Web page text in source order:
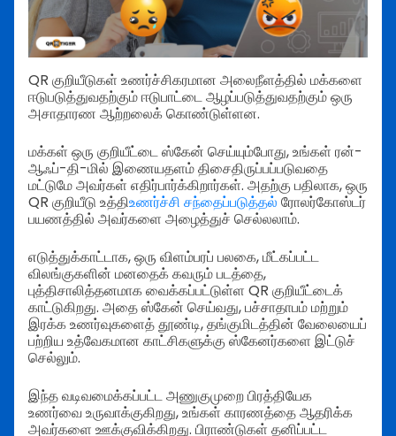
QR குறியீடுகள் உணர்ச்சிகரமான அலைநீளத்தில் மக்களை
ஈடுபடுத்துவதற்கும் ஈடுபாட்டை ஆழப்படுத்துவதற்கும் ஒரு
அசாதாரண ஆற்றலைக் கொண்டுள்ளன.
மக்கள் ஒரு குறியீட்டை ஸ்கேன் செய்யும்போது, உங்கள் ரன்-
ஆஃப்-தி-மில் இணையதளம் திசைதிருப்பப்படுவதை
மட்டுமே அவர்கள் எதிர்பார்க்கிறார்கள். அதற்கு பதிலாக, ஒரு
QR குறியீடு உத்திஉணர்ச்சி சந்தைப்படுத்தல் ரோலர்கோஸ்டர்
பயணத்தில் அவர்களை அழைத்துச் செல்லலாம்.
எடுத்துக்காட்டாக, ஒரு விளம்பரப் பலகை, மீட்கப்பட்ட
விலங்குகளின் மனதைக் கவரும் படத்தை,
புத்திசாலித்தனமாக வைக்கப்பட்டுள்ள QR குறியீட்டைக்
காட்டுகிறது. அதை ஸ்கேன் செய்வது, பச்சாதாபம் மற்றும்
இரக்க உணர்வுகளைத் தூண்டி, தங்குமிடத்தின் வேலையைப்
பற்றிய உத்வேகமான காட்சிகளுக்கு ஸ்கேனர்களை இட்டுச்
செல்லும்.
இந்த வடிவமைக்கப்பட்ட அணுகுமுறை பிரத்தியேக
உணர்வை உருவாக்குகிறது, உங்கள் காரணத்தை ஆதரிக்க
அவர்களை ஊக்குவிக்கிறது. பிராண்டுகள் தனிப்பட்ட